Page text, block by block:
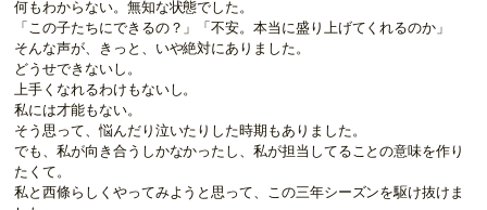
何もわからない。無知な状態でした。
「この子たちにできるの？」「不安。本当に盛り上げてくれるのか」
そんな声が、きっと、いや絶対にありました。
どうせできないし。
上手くなれるわけもないし。
私には才能もない。
そう思って、悩んだり泣いたりした時期もありました。
でも、私が向き合うしかなかったし、私が担当してることの意味を作り
たくて。
私と西條らしくやってみようと思って、この三年シーズンを駆け抜けま